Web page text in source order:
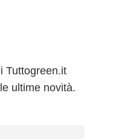
Tuttogreen.it
ultime novità.